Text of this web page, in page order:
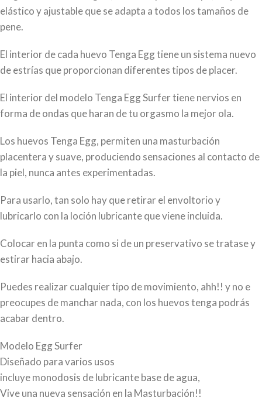
elástico y ajustable que se adapta a todos los tamaños de
pene.
El interior de cada huevo Tenga Egg tiene un sistema nuevo
de estrías que proporcionan diferentes tipos de placer.
El interior del modelo Tenga Egg Surfer tiene nervios en
forma de ondas que haran de tu orgasmo la mejor ola.
Los huevos Tenga Egg, permiten una masturbación
placentera y suave, produciendo sensaciones al contacto de
la piel, nunca antes experimentadas.
Para usarlo, tan solo hay que retirar el envoltorio y
lubricarlo con la loción lubricante que viene incluida.
Colocar en la punta como si de un preservativo se tratase y
estirar hacia abajo.
Puedes realizar cualquier tipo de movimiento, ahh!! y no e
preocupes de manchar nada, con los huevos tenga podrás
acabar dentro.
Modelo Egg Surfer
Diseñado para varios usos
incluye monodosis de lubricante base de agua,
Vive una nueva sensación en la Masturbación!!